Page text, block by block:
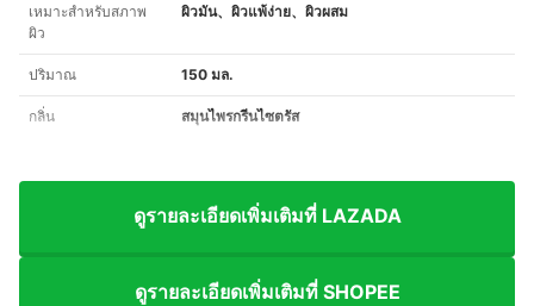
เหมาะสำหรับสภาพ
ผิว
ผิวมัน、ผิวแพ้ง่าย、ผิวผสม
ปริมาณ 150 มล.
กลิ่น สมุนไพรกรีนไซตรัส
ดูรายละเอียดเพิ่มเติมที่ LAZADA
ดูรายละเอียดเพิ่มเติมที่ SHOPEE